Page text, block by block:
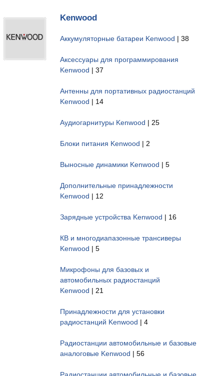
Kenwood
Аккумуляторные батареи Kenwood | 38
Аксессуары для программирования
Kenwood | 37
Антенны для портативных радиостанций
Kenwood | 14
Аудиогарнитуры Kenwood | 25
Блоки питания Kenwood | 2
Выносные динамики Kenwood | 5
Дополнительные принадлежности
Kenwood | 12
Зарядные устройства Kenwood | 16
КВ и многодиапазонные трансиверы
Kenwood | 5
Микрофоны для базовых и
автомобильных радиостанций
Kenwood | 21
Принадлежности для установки
радиостанций Kenwood | 4
Радиостанции автомобильные и базовые
аналоговые Kenwood | 56